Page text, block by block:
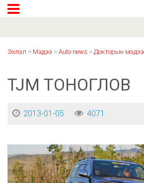
Эхлэл > Мэдээ > Auto news > Докторын мэдээ
TJM ТОНОГЛОВ
2013-01-05 4071